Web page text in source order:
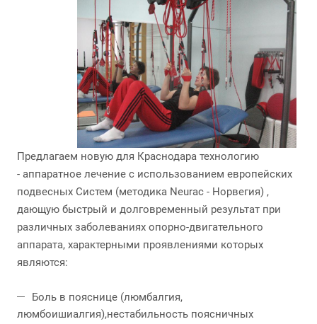
Предлагаем новую для Краснодара технологию
- аппаратное лечение с использованием европейских
подвесных Систем (методика Neurac - Норвегия) ,
дающую быстрый и долговременный результат при
различных заболеваниях опорно-двигательного
аппарата, характерными проявлениями которых
являются:
Боль в пояснице (люмбалгия,
люмбоишиалгия),нестабильность поясничных